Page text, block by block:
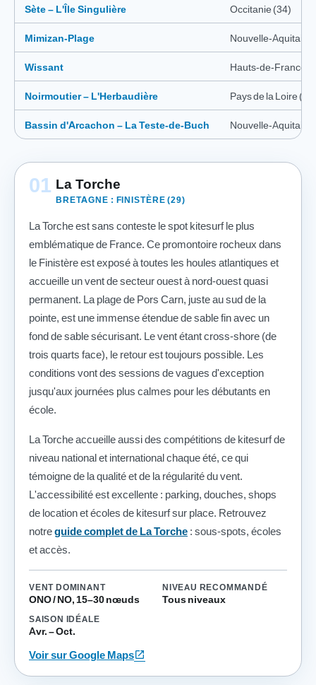
Sète – L'Île Singulière Occitanie (34)
Mimizan-Plage Nouvelle-Aquitaine
Wissant Hauts-de-France
Noirmoutier – L'Herbaudière Pays de la Loire
Bassin d'Arcachon – La Teste-de-Buch Nouvelle-Aquitaine
01 La Torche
BRETAGNE : FINISTÈRE (29)
La Torche est sans conteste le spot kitesurf le plus
emblématique de France. Ce promontoire rocheux dans
le Finistère est exposé à toutes les houles atlantiques et
accueille un vent de secteur ouest à nord-ouest quasi
permanent. La plage de Pors Carn, juste au sud de la
pointe, est une immense étendue de sable fin avec un
fond de sable sécurisant. Le vent étant cross-shore (de
trois quarts face), le retour est toujours possible. Les
conditions vont des sessions de vagues d'exception
jusqu'aux journées plus calmes pour les débutants en
école.
La Torche accueille aussi des compétitions de kitesurf de
niveau national et international chaque été, ce qui
témoigne de la qualité et de la régularité du vent.
L'accessibilité est excellente : parking, douches, shops
de location et écoles de kitesurf sur place. Retrouvez
notreguide complet de La Torche : sous-spots, écoles
et accès.
VENT DOMINANT
ONO / NO, 15–30 nœuds
NIVEAU RECOMMANDÉ
Tous niveaux
SAISON IDÉALE
Avr. – Oct.
Voir sur Google Mapsopen_in_new